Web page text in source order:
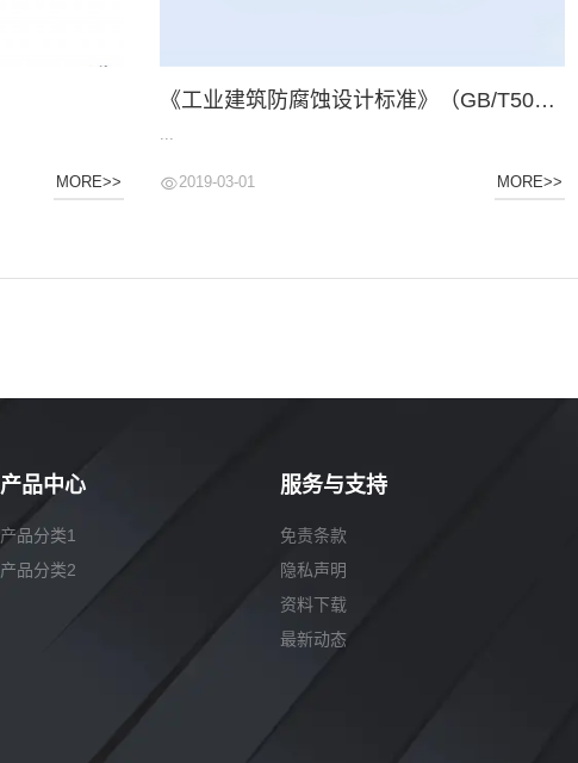
MORE>>
《工业建筑防腐蚀设计标准》（GB/T50046-2018）
...
2019-03-01 MORE>>
产品中心
产品分类1
产品分类2
服务与支持
免责条款
隐私声明
资料下载
最新动态